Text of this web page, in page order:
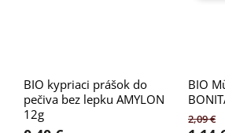
BIO kypriaci prášok do
pečiva bez lepku AMYLON
12g
BIO
2,09 €